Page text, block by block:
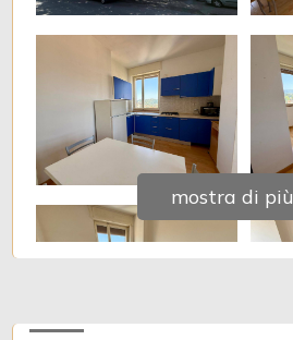
mostra di più